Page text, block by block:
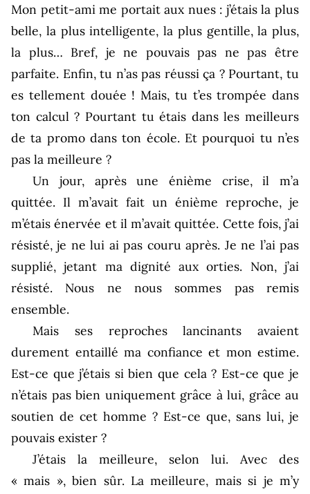
Mon petit-ami me portait aux nues : j’étais la plus
belle, la plus intelligente, la plus gentille, la plus,
la plus… Bref, je ne pouvais pas ne pas être
parfaite. Enfin, tu n’as pas réussi ça ? Pourtant, tu
es tellement douée ! Mais, tu t’es trompée dans
ton calcul ? Pourtant tu étais dans les meilleurs
de ta promo dans ton école. Et pourquoi tu n’es
pas la meilleure ?
Un jour, après une énième crise, il m’a
quittée. Il m’avait fait un énième reproche, je
m’étais énervée et il m’avait quittée. Cette fois, j’ai
résisté, je ne lui ai pas couru après. Je ne l’ai pas
supplié, jetant ma dignité aux orties. Non, j’ai
résisté. Nous ne nous sommes pas remis
ensemble.
Mais ses reproches lancinants avaient
durement entaillé ma confiance et mon estime.
Est-ce que j’étais si bien que cela ? Est-ce que je
n’étais pas bien uniquement grâce à lui, grâce au
soutien de cet homme ? Est-ce que, sans lui, je
pouvais exister ?
J’étais la meilleure, selon lui. Avec des
« mais », bien sûr. La meilleure, mais si je m’y